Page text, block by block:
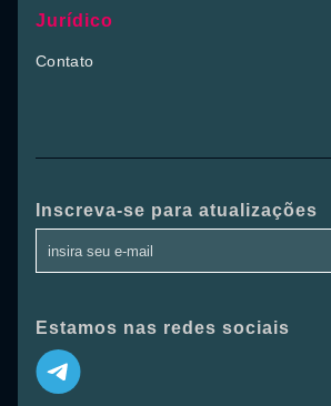
Jurídico
Contato
Inscreva-se para atualizações
Estamos nas redes sociais